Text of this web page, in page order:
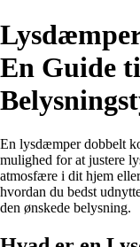
En Guide
En lysdæmper dobbelt
mulighed for at justere
atmosfære i dit hjem
hvordan du bedst
den ønskede belysning.